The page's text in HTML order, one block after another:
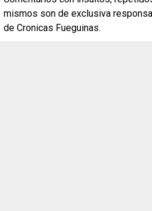
mismos son de exclusiva
de Cronicas Fueguinas.